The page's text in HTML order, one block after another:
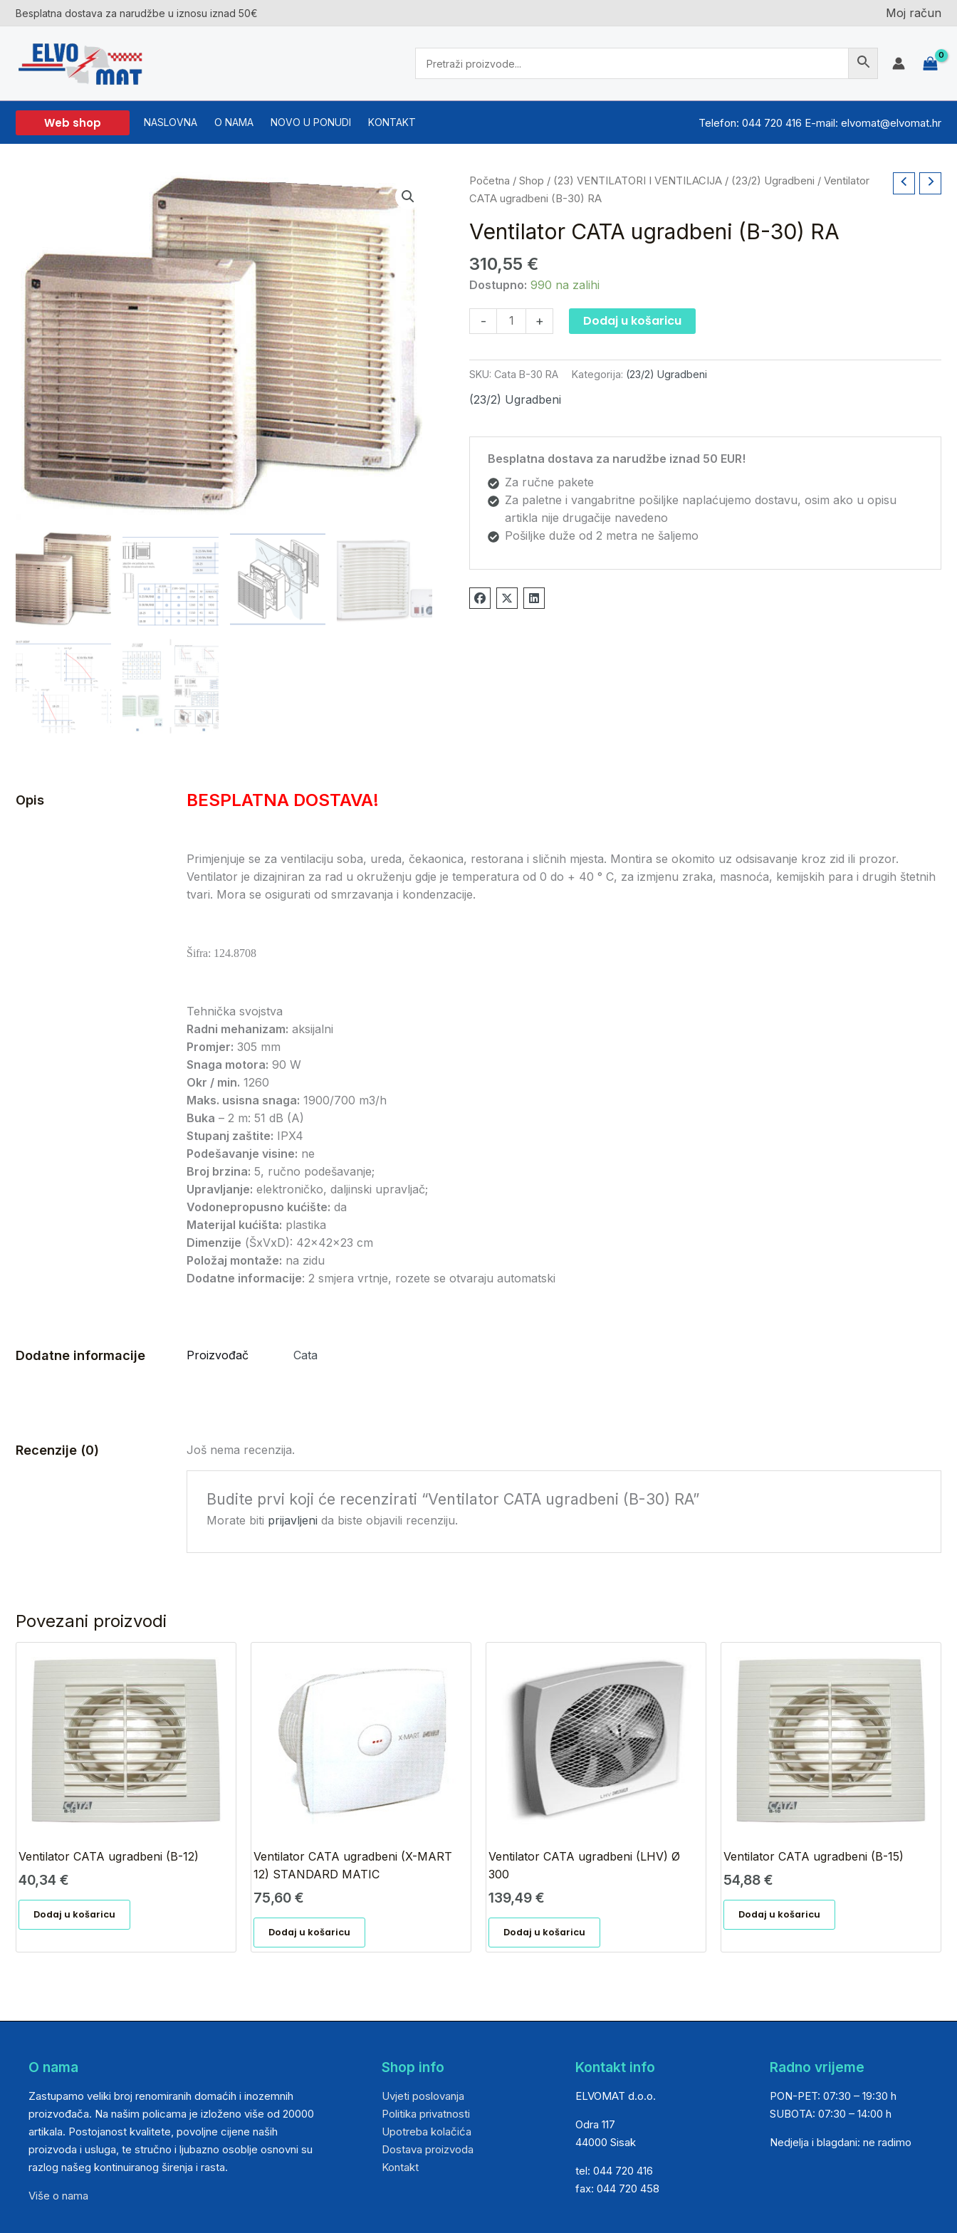
Skip
to
content
Besplatna dostava za narudžbe u iznosu iznad 50€ Moj račun
Web shop NASLOVNA O NAMA NOVO U PONUDI KONTAKT Telefon: 044 720 416 E-mail: elvomat@elvomat.hr
Početna / Shop / (23) VENTILATORI I VENTILACIJA / (23/2) Ugradbeni / Ventilator
CATA ugradbeni (B-30) RA
Ventilator CATA ugradbeni (B-30) RA
310,55 €
Dostupno: 990 na zalihi
-
Ventilator
CATA
(B-
RA
količina
+ Dodaj u košaricu
SKU: Cata B-30 RA Kategorija: (23/2) Ugradbeni
(23/2) Ugradbeni
Besplatna dostava za narudžbe iznad 50 EUR!
Za ručne pakete
Za paletne i vangabritne pošiljke naplaćujemo dostavu, osim ako u opisu
artikla nije drugačije navedeno
Pošiljke duže od 2 metra ne šaljemo
Opis BESPLATNA DOSTAVA!
Primjenjuje se za ventilaciju soba, ureda, čekaonica, restorana i sličnih mjesta. Montira se okomito uz odsisavanje kroz zid ili prozor.
Ventilator je dizajniran za rad u okruženju gdje je temperatura od 0 do + 40 ° C, za izmjenu zraka, masnoća, kemijskih para i drugih štetnih
tvari. Mora se osigurati od smrzavanja i kondenzacije.
Šifra: 124.8708
Tehnička svojstva
Radni mehanizam: aksijalni
Promjer: 305 mm
Snaga motora: 90 W
Okr / min. 1260
Maks. usisna snaga: 1900/700 m3/h
Buka – 2 m: 51 dB (A)
Stupanj zaštite: IPX4
Podešavanje visine: ne
Broj brzina: 5, ručno podešavanje;
Upravljanje: elektroničko, daljinski upravljač;
Vodonepropusno kućište: da
Materijal kućišta: plastika
Dimenzije (ŠxVxD): 42x42x23 cm
Položaj montaže: na zidu
Dodatne informacije: 2 smjera vrtnje, rozete se otvaraju automatski
Dodatne informacije Proizvođač Cata
Recenzije (0) Još nema recenzija.
Budite prvi koji će recenzirati “Ventilator CATA ugradbeni (B-30) RA”
Morate biti prijavljeni da biste objavili recenziju.
Povezani proizvodi
Ventilator CATA ugradbeni (B-12)
40,34€
Dodaj u košaricu
Ventilator CATA ugradbeni (X-MART
12) STANDARD MATIC
75,60€
Dodaj u košaricu
Ventilator CATA ugradbeni (LHV) Ø
300
139,49€
Dodaj u košaricu
Ventilator CATA ugradbeni (B-15)
54,88€
Dodaj u košaricu
O nama
Zastupamo veliki broj renomiranih domaćih i inozemnih
proizvođača. Na našim policama je izloženo više od 20000
artikala. Postojanost kvalitete, povoljne cijene naših
proizvoda i usluga, te stručno i ljubazno osoblje osnovni su
razlog našeg kontinuiranog širenja i rasta.
Više o nama
Shop info
Uvjeti poslovanja
Politika privatnosti
Upotreba kolačića
Dostava proizvoda
Kontakt
Kontakt info
ELVOMAT d.o.o.
Odra 117
44000 Sisak
tel: 044 720 416
fax: 044 720 458
Radno vrijeme
PON-PET: 07:30 – 19:30 h
SUBOTA: 07:30 – 14:00 h
Nedjelja i blagdani: ne radimo